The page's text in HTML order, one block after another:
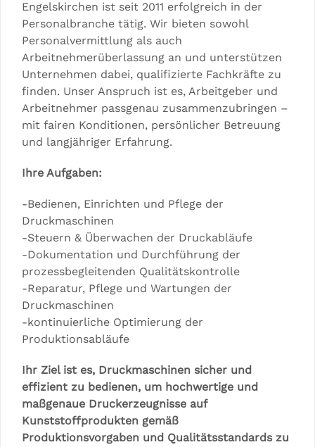
Engelskirchen ist seit 2011 erfolgreich in der
Personalbranche tätig. Wir bieten sowohl
Personalvermittlung als auch
Arbeitnehmerüberlassung an und unterstützen
Unternehmen dabei, qualifizierte Fachkräfte zu
finden. Unser Anspruch ist es, Arbeitgeber und
Arbeitnehmer passgenau zusammenzubringen –
mit fairen Konditionen, persönlicher Betreuung
und langjähriger Erfahrung.
Ihre Aufgaben:
-Bedienen, Einrichten und Pflege der
Druckmaschinen
-Steuern & Überwachen der Druckabläufe
-Dokumentation und Durchführung der
prozessbegleitenden Qualitätskontrolle
-Reparatur, Pflege und Wartungen der
Druckmaschinen
-kontinuierliche Optimierung der
Produktionsabläufe
Ihr Ziel ist es, Druckmaschinen sicher und
effizient zu bedienen, um hochwertige und
maßgenaue Druckerzeugnisse auf
Kunststoffprodukten gemäß
Produktionsvorgaben und Qualitätsstandards zu